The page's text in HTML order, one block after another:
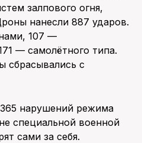
залпового огня,
нанесли 887 ударов.
107 —
— самолётного типа.
сбрасывались с
нарушений режима
специальной военной
сами за себя.